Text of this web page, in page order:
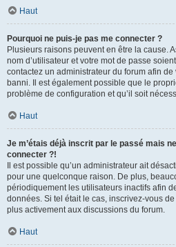
Haut
Pourquoi ne puis-je pas me connecter ?
Plusieurs raisons peuvent en être la cause.
nom d’utilisateur et votre mot de passe
contactez un administrateur du forum afin
banni. Il est également possible que le
problème de configuration et qu’il soit
Haut
Je m’étais déjà inscrit par le passé mais
connecter ?!
Il est possible qu’un administrateur ait
pour une quelconque raison. De plus,
périodiquement les utilisateurs inactifs afin
données. Si tel était le cas, inscrivez-vous
plus activement aux discussions du forum.
Haut